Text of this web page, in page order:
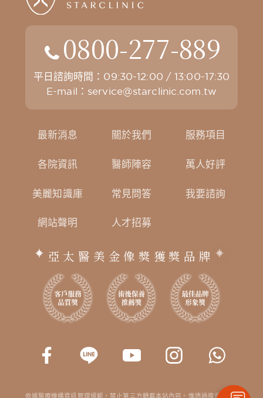
0800-277-889
平日諮詢時間：09:30-12:00 / 13:00-17:30
E-mail： service@starclinic.com.tw
最新消息 關於我們 服務項目
各院資訊 醫師陣容 萬人好評
美麗知識庫 常見問答 我要諮詢
網站聲明 人才招募
亞太醫美金像獎獲獎品牌
依據醫療機構資訊管理規範，禁止第三方轉載本站內容。惟透過搜尋